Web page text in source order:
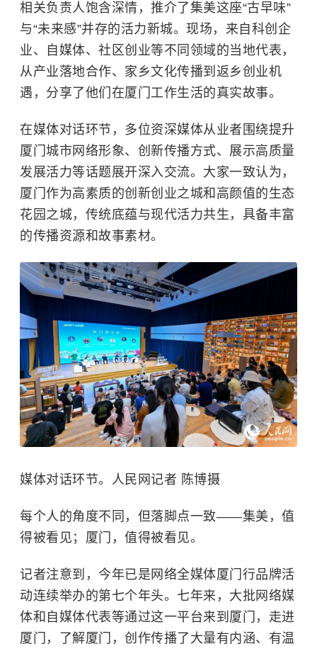
相关负责人饱含深情，推介了集美这座“古早味”
与“未来感”并存的活力新城。现场，来自科创企
业、自媒体、社区创业等不同领域的当地代表，
从产业落地合作、家乡文化传播到返乡创业机
遇，分享了他们在厦门工作生活的真实故事。
在媒体对话环节，多位资深媒体从业者围绕提升
厦门城市网络形象、创新传播方式、展示高质量
发展活力等话题展开深入交流。大家一致认为，
厦门作为高素质的创新创业之城和高颜值的生态
花园之城，传统底蕴与现代活力共生，具备丰富
的传播资源和故事素材。
媒体对话环节。人民网记者 陈博摄
每个人的角度不同，但落脚点一致——集美，值
得被看见；厦门，值得被看见。
记者注意到，今年已是网络全媒体厦门行品牌活
动连续举办的第七个年头。七年来，大批网络媒
体和自媒体代表等通过这一平台来到厦门，走进
厦门，了解厦门，创作传播了大量有内涵、有温